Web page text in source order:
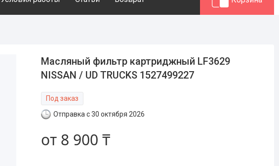
Масляный фильтр картриджный LF3629
NISSAN / UD TRUCKS 1527499227
Под заказ
Отправка с 30 октября 2026
от 8 900 ₸